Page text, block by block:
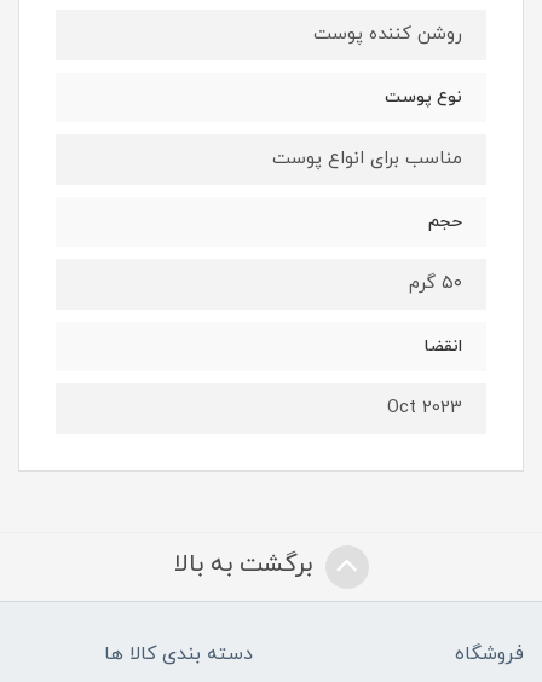
روشن کننده پوست
نوع پوست
مناسب برای انواع پوست
حجم
۵۰ گرم
انقضا
Oct 2023
برگشت به بالا
فروشگاه دسته بندی کالا ها